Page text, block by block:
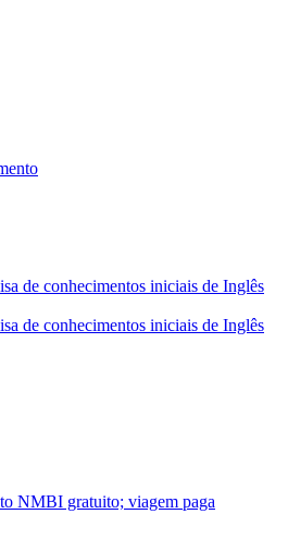
de conhecimentos iniciais de Inglês
de conhecimentos iniciais de Inglês
NMBI gratuito; viagem paga